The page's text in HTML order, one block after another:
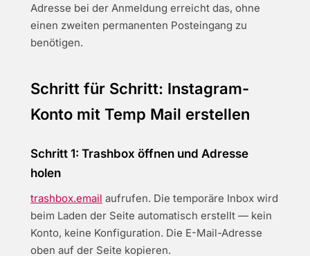
Adresse bei der Anmeldung erreicht das, ohne
einen zweiten permanenten Posteingang zu
benötigen.
Schritt für Schritt: Instagram-
Konto mit Temp Mail erstellen
Schritt 1: Trashbox öffnen und Adresse
holen
trashbox.email aufrufen. Die temporäre Inbox wird
beim Laden der Seite automatisch erstellt — kein
Konto, keine Konfiguration. Die E-Mail-Adresse
oben auf der Seite kopieren.